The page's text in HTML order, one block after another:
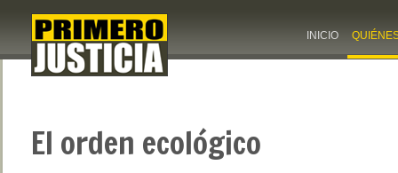
INICIO
El orden ecológico